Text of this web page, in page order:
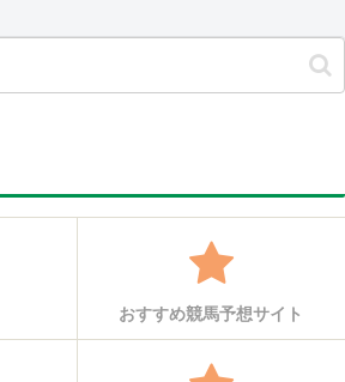
おすすめ競馬予想サイト